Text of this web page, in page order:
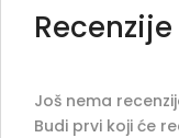
Recenzije
Još nema
Budi prvi koji će